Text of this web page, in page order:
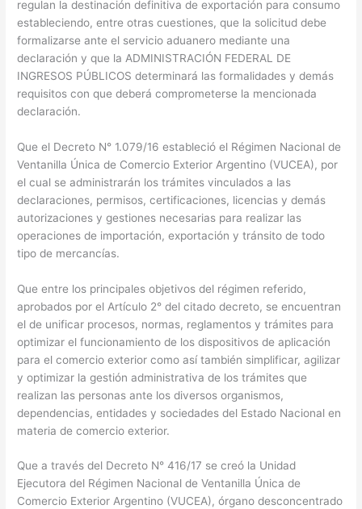
regulan la destinación definitiva de exportación para consumo
estableciendo, entre otras cuestiones, que la solicitud debe
formalizarse ante el servicio aduanero mediante una
declaración y que la ADMINISTRACIÓN FEDERAL DE
INGRESOS PÚBLICOS determinará las formalidades y demás
requisitos con que deberá comprometerse la mencionada
declaración.
Que el Decreto N° 1.079/16 estableció el Régimen Nacional de
Ventanilla Única de Comercio Exterior Argentino (VUCEA), por
el cual se administrarán los trámites vinculados a las
declaraciones, permisos, certificaciones, licencias y demás
autorizaciones y gestiones necesarias para realizar las
operaciones de importación, exportación y tránsito de todo
tipo de mercancías.
Que entre los principales objetivos del régimen referido,
aprobados por el Artículo 2° del citado decreto, se encuentran
el de unificar procesos, normas, reglamentos y trámites para
optimizar el funcionamiento de los dispositivos de aplicación
para el comercio exterior como así también simplificar, agilizar
y optimizar la gestión administrativa de los trámites que
realizan las personas ante los diversos organismos,
dependencias, entidades y sociedades del Estado Nacional en
materia de comercio exterior.
Que a través del Decreto N° 416/17 se creó la Unidad
Ejecutora del Régimen Nacional de Ventanilla Única de
Comercio Exterior Argentino (VUCEA), órgano desconcentrado